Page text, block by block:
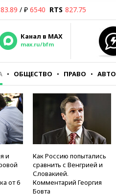
83.89 / ₽ 6540 RTS 827.75
Канал в MAX
max.ru/bfm
ОБЩЕСТВО ПРАВО АВТО
и
от 6
Как Россию попытались
сравнить с Венгрией и
Словакией.
Комментарий Георгия
Бовта